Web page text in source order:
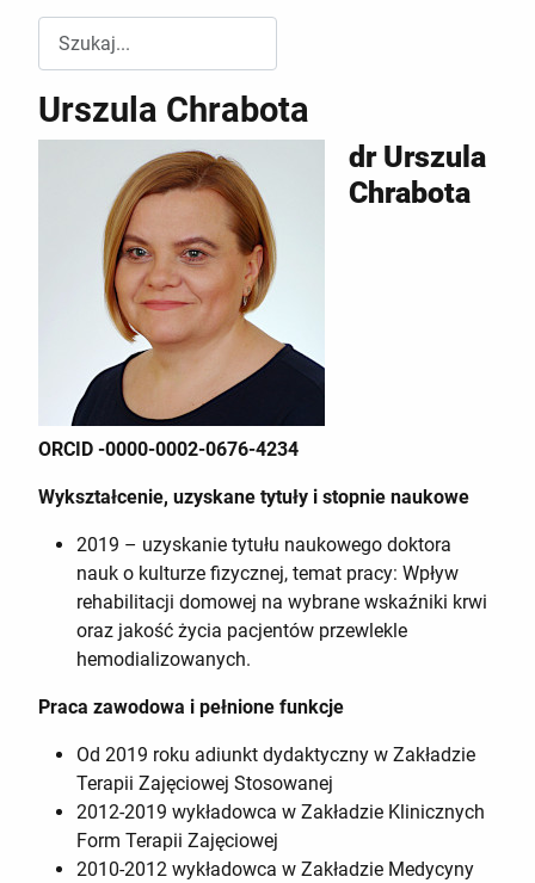
Urszula Chrabota
dr Urszula
Chrabota
ORCID -0000-0002-0676-4234
Wykształcenie, uzyskane tytuły i stopnie naukowe
2019 – uzyskanie tytułu naukowego doktora
nauk o kulturze fizycznej, temat pracy: Wpływ
rehabilitacji domowej na wybrane wskaźniki krwi
oraz jakość życia pacjentów przewlekle
hemodializowanych.
Praca zawodowa i pełnione funkcje
Od 2019 roku adiunkt dydaktyczny w Zakładzie
Terapii Zajęciowej Stosowanej
2012-2019 wykładowca w Zakładzie Klinicznych
Form Terapii Zajęciowej
2010-2012 wykładowca w Zakładzie Medycyny